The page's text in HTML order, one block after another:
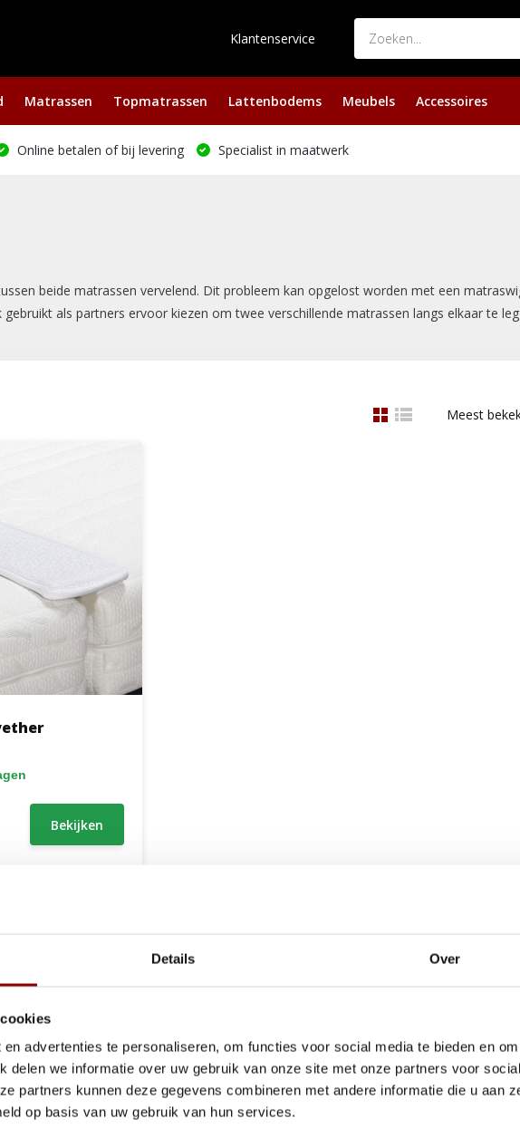
Details Over
advertenties te personaliseren, om functies voor social media te bieden en
delen we informatie over uw gebruik van onze site met onze partners voor social
partners kunnen deze gegevens combineren met andere informatie die u aan
op basis van uw gebruik van hun services.
Klantenservice
Matrassen Topmatrassen Lattenbodems Meubels Accessoires
Online betalen of bij levering Specialist in maatwerk
beide matrassen vervelend. Dit probleem kan opgelost worden met een
als partners ervoor kiezen om twee verschillende matrassen langs elkaar te
Meest
Bekijken
en vinden de naad tussen beide matrassen vervelend. Dit
kan van verschillende materialen gemaakt worden.
gebruikt als partners ervoor kiezen om twee verschillende matrassen langs elkaar
ook vaak beter. Iedereen heeft namelijk een ander slaappatroon en andere
partner een harder matrasnodig heeft en u een zachter. Door twee matrassen te
nachtrust.
maten en soorten verkrijgbaar. Voor advies of vragen dan kunt u contact